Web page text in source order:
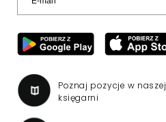
Poznaj pozycje w naszej
księgarni